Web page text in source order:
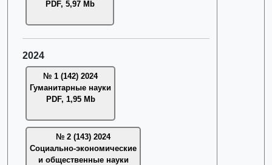
PDF, 5,97 Mb
2024
№ 1 (142) 2024
Гуманитарные науки
PDF, 1,95 Mb
№ 2 (143) 2024
Социально-экономические
и общественные науки